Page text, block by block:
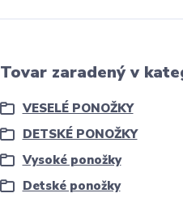
Tovar zaradený v
VESELÉ PONOŽKY
DETSKÉ PONOŽKY
Vysoké ponožky
Detské ponožky